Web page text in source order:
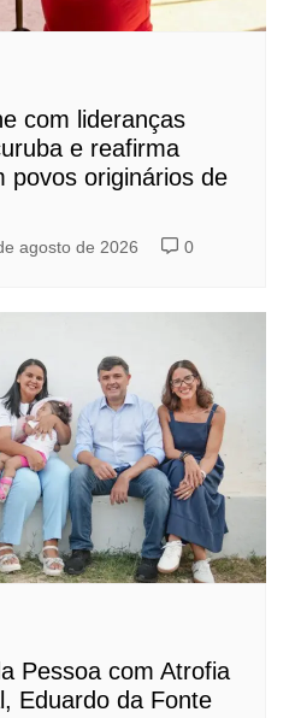
com lideranças
e reafirma
povos originários de
agosto de 2026 0
Pessoa com Atrofia
Eduardo da Fonte